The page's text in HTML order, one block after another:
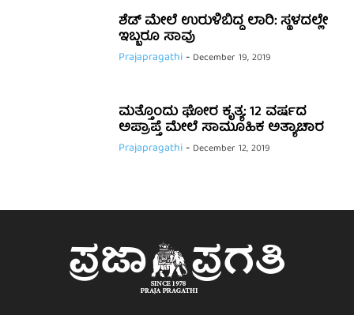
ಶೆಡ್‌ ಮೇಲೆ ಉರುಳಿಬಿದ್ದ ಲಾರಿ: ಸ್ಥಳದಲ್ಲೇ
ಇಬ್ಬರೂ ಸಾವು
Prajapragathi- December 19, 2019
ಮತ್ತೊಂದು ಘೋರ ಕೃತ್ಯ: 12 ವರ್ಷದ
ಅಪ್ರಾಪ್ತೆ ಮೇಲೆ ಸಾಮೂಹಿಕ ಅತ್ಯಾಚಾರ
Prajapragathi- December 12, 2019